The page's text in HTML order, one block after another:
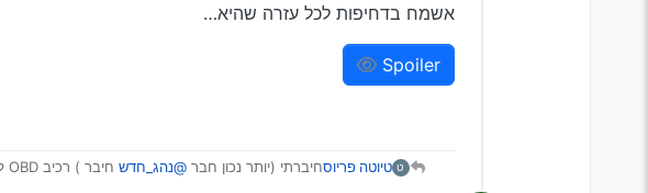
אשמח בדחיפות לכל עזרה שהיא…
Spoiler
ט טיוטה פריוסחיברתי (יותר נכון חבר@נהג_חדש חיבר ) רכיב OBD לרכב והראה לי כמה תקלות ומחקתי אותם באפלקציה,